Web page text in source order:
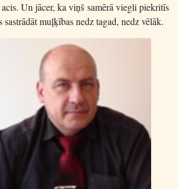
Un jācer, ka viņš samērā viegli piekritīs
sastrādāt muļķības nedz tagad, nedz vēlāk.